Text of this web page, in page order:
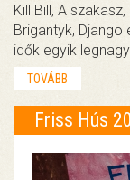
Kill Bill, A
Brigantyk, Django
idők egyik
TOVÁBB
Friss Hús